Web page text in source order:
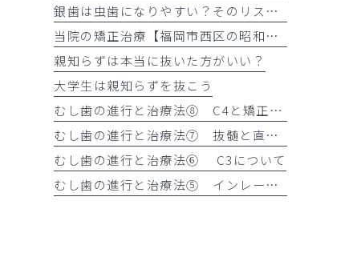
銀歯は虫歯になりやすい？そのリスクを福岡市西区の歯科が解説
当院の矯正治療【福岡市西区の昭和歯科・矯正歯科】
親知らずは本当に抜いた方がいい？
大学生は親知らずを抜こう
むし歯の進行と治療法⑧ C4と矯正的挺出
むし歯の進行と治療法⑦ 抜髄と直接覆髄
むし歯の進行と治療法⑥ C3について
むし歯の進行と治療法⑤ インレーとダイレクトボンディング